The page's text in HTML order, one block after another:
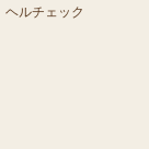
ヘルチェック